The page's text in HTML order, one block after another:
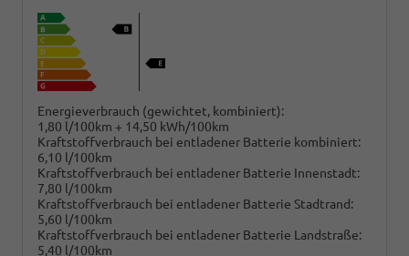
Energieverbrauch (gewichtet, kombiniert):
1,80 l/100km + 14,50 kWh/100km
Kraftstoffverbrauch bei entladener Batterie kombiniert:
6,10 l/100km
Kraftstoffverbrauch bei entladener Batterie Innenstadt:
7,80 l/100km
Kraftstoffverbrauch bei entladener Batterie Stadtrand:
5,60 l/100km
Kraftstoffverbrauch bei entladener Batterie Landstraße:
5,40 l/100km